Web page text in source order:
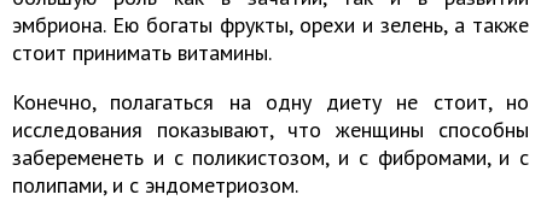
эмбриона. Ею богаты фрукты, орехи и зелень, а также
стоит принимать витамины.
Конечно, полагаться на одну диету не стоит, но
исследования показывают, что женщины способны
забеременеть и с поликистозом, и с фибромами, и с
полипами, и с эндометриозом.